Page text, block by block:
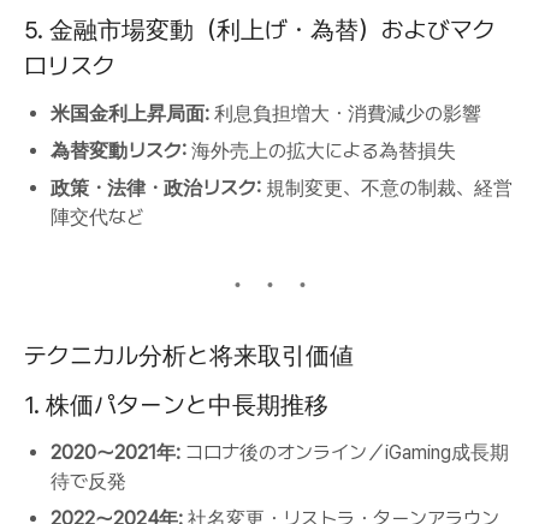
5. 金融市場変動（利上げ・為替）およびマク
ロリスク
米国金利上昇局面: 利息負担増大・消費減少の影響
為替変動リスク: 海外売上の拡大による為替損失
政策・法律・政治リスク: 規制変更、不意の制裁、経営
陣交代など
テクニカル分析と将来取引価値
1. 株価パターンと中長期推移
2020～2021年: コロナ後のオンライン／iGaming成長期
待で反発
2022～2024年: 社名変更・リストラ・ターンアラウン